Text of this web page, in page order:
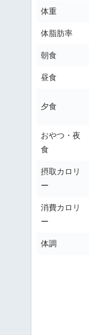
体重
体脂肪率
朝食
昼食
夕食
おやつ・夜
食
摂取カロリ
ー
消費カロリ
ー
体調